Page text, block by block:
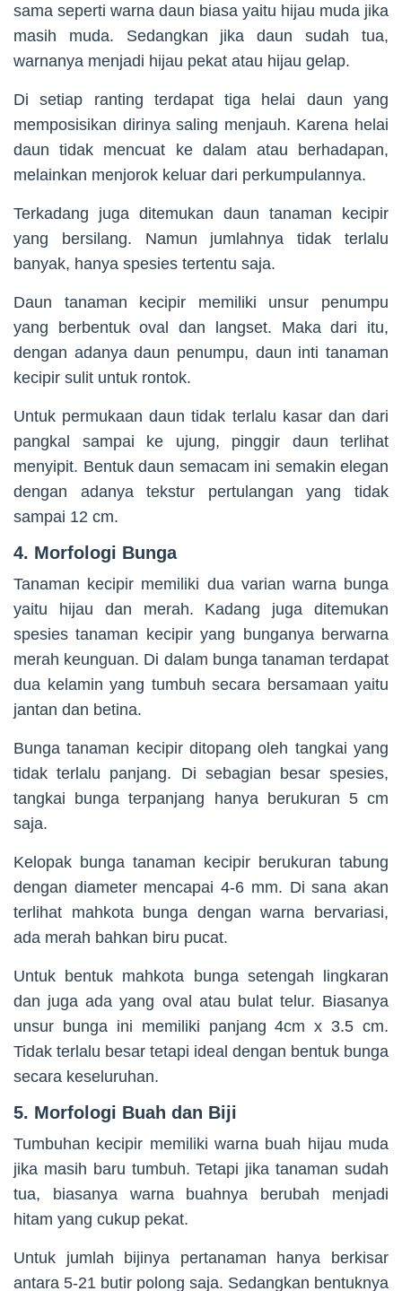
sama seperti warna daun biasa yaitu hijau muda jika
masih muda. Sedangkan jika daun sudah tua,
warnanya menjadi hijau pekat atau hijau gelap.
Di setiap ranting terdapat tiga helai daun yang
memposisikan dirinya saling menjauh. Karena helai
daun tidak mencuat ke dalam atau berhadapan,
melainkan menjorok keluar dari perkumpulannya.
Terkadang juga ditemukan daun tanaman kecipir
yang bersilang. Namun jumlahnya tidak terlalu
banyak, hanya spesies tertentu saja.
Daun tanaman kecipir memiliki unsur penumpu
yang berbentuk oval dan langset. Maka dari itu,
dengan adanya daun penumpu, daun inti tanaman
kecipir sulit untuk rontok.
Untuk permukaan daun tidak terlalu kasar dan dari
pangkal sampai ke ujung, pinggir daun terlihat
menyipit. Bentuk daun semacam ini semakin elegan
dengan adanya tekstur pertulangan yang tidak
sampai 12 cm.
4. Morfologi Bunga
Tanaman kecipir memiliki dua varian warna bunga
yaitu hijau dan merah. Kadang juga ditemukan
spesies tanaman kecipir yang bunganya berwarna
merah keunguan. Di dalam bunga tanaman terdapat
dua kelamin yang tumbuh secara bersamaan yaitu
jantan dan betina.
Bunga tanaman kecipir ditopang oleh tangkai yang
tidak terlalu panjang. Di sebagian besar spesies,
tangkai bunga terpanjang hanya berukuran 5 cm
saja.
Kelopak bunga tanaman kecipir berukuran tabung
dengan diameter mencapai 4-6 mm. Di sana akan
terlihat mahkota bunga dengan warna bervariasi,
ada merah bahkan biru pucat.
Untuk bentuk mahkota bunga setengah lingkaran
dan juga ada yang oval atau bulat telur. Biasanya
unsur bunga ini memiliki panjang 4cm x 3.5 cm.
Tidak terlalu besar tetapi ideal dengan bentuk bunga
secara keseluruhan.
5. Morfologi Buah dan Biji
Tumbuhan kecipir memiliki warna buah hijau muda
jika masih baru tumbuh. Tetapi jika tanaman sudah
tua, biasanya warna buahnya berubah menjadi
hitam yang cukup pekat.
Untuk jumlah bijinya pertanaman hanya berkisar
antara 5-21 butir polong saja. Sedangkan bentuknya